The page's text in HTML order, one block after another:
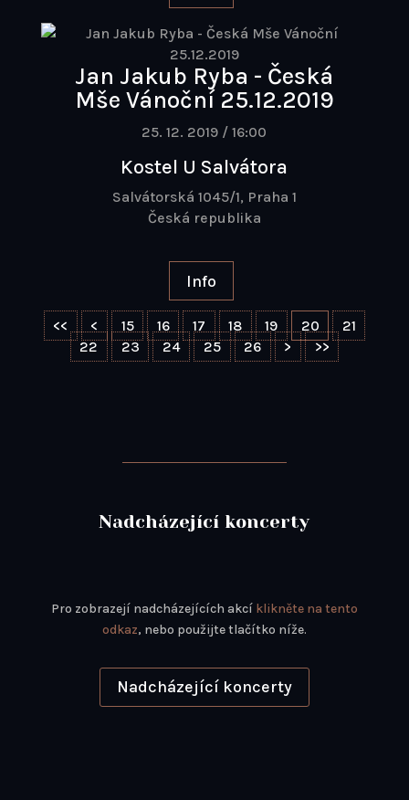
Jan Jakub Ryba - Česká
Mše Vánoční 25.12.2019
25. 12. 2019 / 16:00
Kostel U Salvátora
Salvátorská 1045/1, Praha 1
Česká republika
Info
<< < 15 16 17 18 19 20
21
22
23 24 25 26 > >>
Nadcházející koncerty
Pro zobrazejí nadcházejících akcí klikněte na tento
odkaz, nebo použijte tlačítko níže.
Nadcházející koncerty